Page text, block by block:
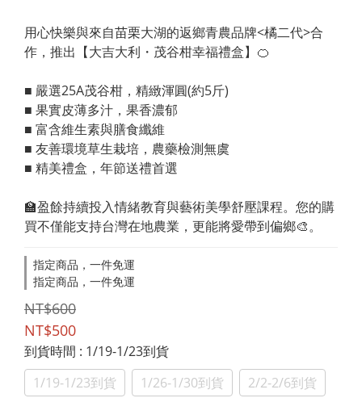
用心快樂與來自苗栗大湖的返鄉青農品牌<橘二代>合
作，推出【大吉大利・茂谷柑幸福禮盒】🍊
■ 嚴選25A茂谷柑，精緻渾圓(約5斤)
■ 果實皮薄多汁，果香濃郁
■ 富含維生素與膳食纖維
■ 友善環境草生栽培，農藥檢測無虞
■ 精美禮盒，年節送禮首選
🏫盈餘持續投入情緒教育與藝術美學舒壓課程。您的購
買不僅能支持台灣在地農業，更能將愛帶到偏鄉🎨。
指定商品，一件免運
指定商品，一件免運
NT$600
NT$500
到貨時間 : 1/19-1/23到貨
1/19-1/23到貨
1/26-1/30到貨 2/2-2/6到貨